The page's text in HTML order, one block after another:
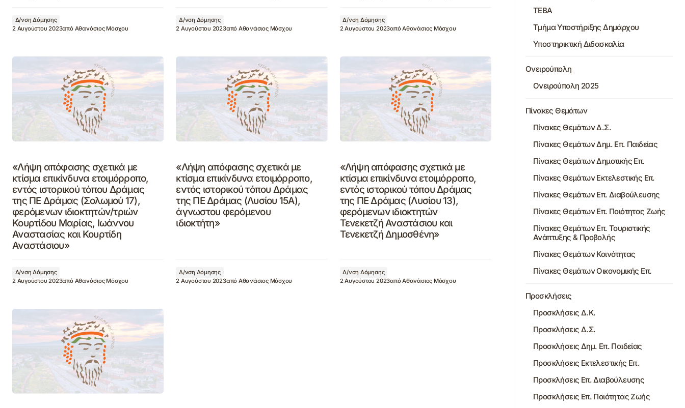
Δ/νση Δόμησης
2 Αυγούστου 2023από Αθανάσιος Μόσχου
Δ/νση Δόμησης
2 Αυγούστου 2023από Αθανάσιος Μόσχου
Δ/νση Δόμησης
2 Αυγούστου 2023απόΑθανάσιος Μόσχου
«Λήψη απόφασης σχετικά με
κτίσμα επικίνδυνα ετοιμόρροπο,
εντός ιστορικού τόπου Δράμας
της ΠΕ Δράμας (Σολωμού 17),
φερόμενων ιδιοκτητών/τριών
Κουρτίδου Μαρίας, Ιωάννου
Αναστασίας και Κουρτίδη
Αναστάσιου»
Δ/νση Δόμησης
2 Αυγούστου 2023από Αθανάσιος Μόσχου
«Λήψη απόφασης σχετικά με
κτίσμα επικίνδυνα ετοιμόρροπο,
εντός ιστορικού τόπου Δράμας
της ΠΕ Δράμας (Λυσίου 15Α),
άγνωστου φερόμενου
ιδιοκτήτη»
Δ/νση Δόμησης
2 Αυγούστου 2023από Αθανάσιος Μόσχου
«Λήψη απόφασης σχετικά με
κτίσμα επικίνδυνα ετοιμόρροπο,
εντός ιστορικού τόπου Δράμας
της ΠΕ Δράμας (Λυσίου 13),
φερόμενων ιδιοκτητών
Τενεκετζή Αναστάσιου και
Τενεκετζή Δημοσθένη»
Δ/νση Δόμησης
2 Αυγούστου 2023απόΑθανάσιος Μόσχου
ΤΕΒΑ
Τμήμα Υποστήριξης Δημάρχου
Υποστηρικτική Διδασκαλία
Ονειρούπολη
Ονειρούπολη 2025
Πίνακες Θεμάτων
Πίνακες Θεμάτων Δ.Σ.
Πίνακες Θεμάτων Δημ. Επ. Παιδείας
Πίνακες Θεμάτων Δημοτικής Επ.
Πίνακες Θεμάτων Εκτελεστικής Επ.
Πίνακες Θεμάτων Επ. Διαβούλευσης
Πίνακες Θεμάτων Επ. Ποιότητας Ζωής
Πίνακες Θεμάτων Επ. Τουριστικής
Ανάπτυξης & Προβολής
Πίνακες Θεμάτων Κοινότητας
Πίνακες Θεμάτων Οικονομικής Επ.
Προσκλήσεις
Προσκλήσεις Δ.Κ.
Προσκλήσεις Δ.Σ.
Προσκλήσεις Δημ. Επ. Παιδείας
Προσκλήσεις Εκτελεστικής Επ.
Προσκλήσεις Επ. Διαβούλευσης
Προσκλήσεις Επ. Ποιότητας Ζωής